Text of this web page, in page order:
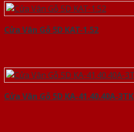
Cửa Vân Gỗ 5D KAT-1.52
Cửa Vân Gỗ 5D KA-41.40.40A-3TK